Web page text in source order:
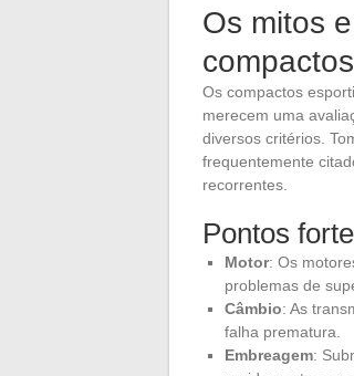
Os mitos
Os compactos
merecem uma
diversos critérios.
frequentemente
recorrentes.
Pontos
Motor: Os
problemas de
Câmbio: As
falha prematura.
Embreagem: